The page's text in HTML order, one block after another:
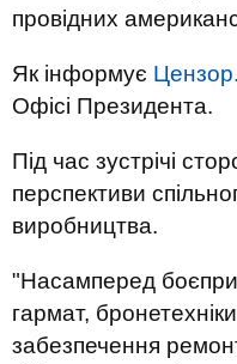
провідних
Як інформує
Офісі Президента.
Під час зустрічі
перспективи
виробництва.
"Насамперед
гармат,
забезпечення